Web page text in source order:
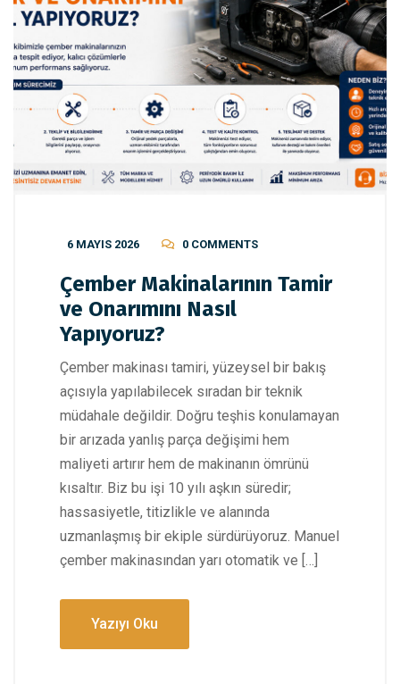
6 MAYIS 2026 0 COMMENTS
Çember Makinalarının Tamir
ve Onarımını Nasıl
Yapıyoruz?
Çember makinası tamiri, yüzeysel bir bakış
açısıyla yapılabilecek sıradan bir teknik
müdahale değildir. Doğru teşhis konulamayan
bir arızada yanlış parça değişimi hem
maliyeti artırır hem de makinanın ömrünü
kısaltır. Biz bu işi 10 yılı aşkın süredir;
hassasiyetle, titizlikle ve alanında
uzmanlaşmış bir ekiple sürdürüyoruz. Manuel
çember makinasından yarı otomatik ve […]
Yazıyı Oku